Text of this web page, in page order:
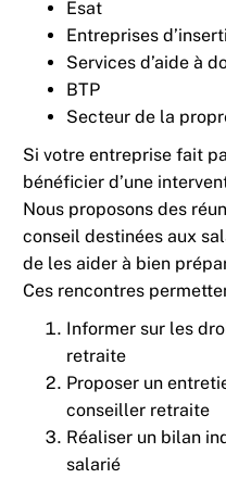
Esat
Entreprises
Services d’aide à
BTP
Secteur de la
Si votre entreprise fait
bénéficier d’une
Nous proposons des
conseil destinées aux
de les aider à bien
Ces rencontres
Informer sur les
retraite
Proposer un
conseiller retraite
Réaliser un bilan
salarié